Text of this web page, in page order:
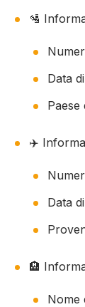
🛂
Data
Paese
✈️
Data
🏨
Nome